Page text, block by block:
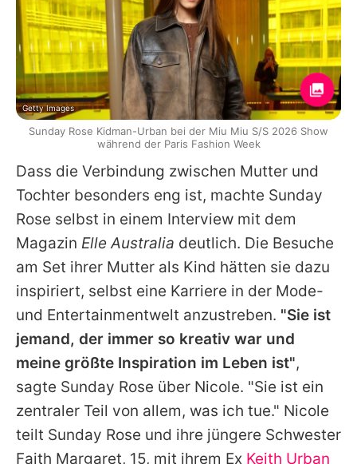
Dass die Verbindung zwischen Mutter und
Tochter besonders eng ist, machte Sunday
Rose selbst in einem Interview mit dem
Magazin Elle Australia deutlich. Die Besuche
am Set ihrer Mutter als Kind hätten sie dazu
inspiriert, selbst eine Karriere in der Mode-
und Entertainmentwelt anzustreben. "Sie ist
jemand, der immer so kreativ war und
meine größte Inspiration im Leben ist",
sagte Sunday Rose über Nicole. "Sie ist ein
zentraler Teil von allem, was ich tue." Nicole
teilt Sunday Rose und ihre jüngere Schwester
Faith Margaret, 15, mit ihrem Ex Keith Urban
Getty Images
Sunday Rose Kidman-Urban bei der Miu Miu S/S 2026 Show
während der Paris Fashion Week